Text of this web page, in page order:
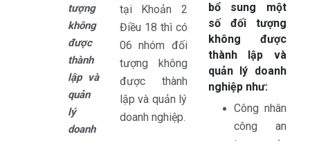
tượng
không
được
thành
lập và
quản
lý
doanh
tại Khoản 2
Điều 18 thì có
06 nhóm đối
tượng không
được thành
lập và quản lý
doanh nghiệp.
bổ sung một
số đối tượng
không được
thành lập và
quản lý doanh
nghiệp như:
Công nhân
công an